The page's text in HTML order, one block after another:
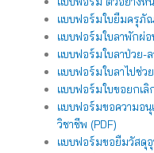
แบบฟอร์มใบยืมครุภั
แบบฟอร์มใบลาพักผ่อ
แบบฟอร์มใบลาป่วย-
แบบฟอร์มใบลาไปช่ว
แบบฟอร์มใบขอยกเลิ
แบบฟอร์มขอความอ
วิชาชีพ (PDF)
แบบฟอร์มขอยืมวัสดุ